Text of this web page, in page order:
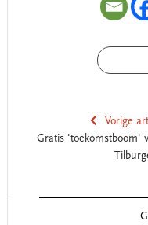
Vorige
Gratis 'toekomstboom'